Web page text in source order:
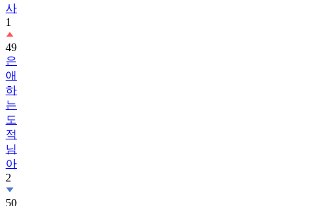
사
1
49
은
애
하
는
도
적
님
아
2
50